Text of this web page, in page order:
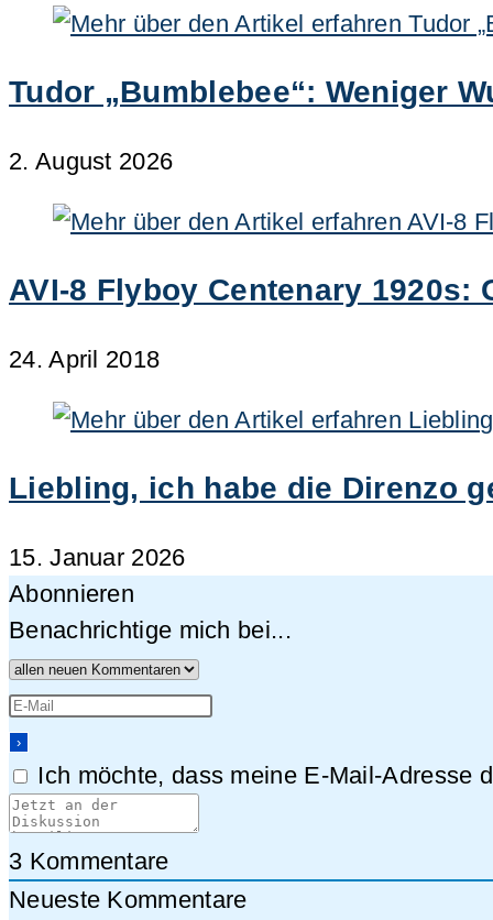
Tudor „Bumblebee“: Weniger
2. August 2026
AVI-8 Flyboy Centenary
24. April 2018
Liebling, ich habe die Direnzo
15. Januar 2026
Abonnieren
Benachrichtige mich bei...
Ich möchte, dass meine E-Mail-Adresse
3 Kommentare
Neueste Kommentare